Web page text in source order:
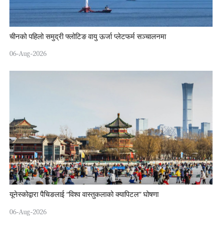
चीनको पहिलो समुद्री फ्लोटिङ वायु ऊर्जा प्लेटफर्म सञ्चालनमा
06-Aug-2026
यूनेस्कोद्वारा पैचिङलाई “विश्व वास्तुकलाको क्यापिटल” घोषणा
06-Aug-2026